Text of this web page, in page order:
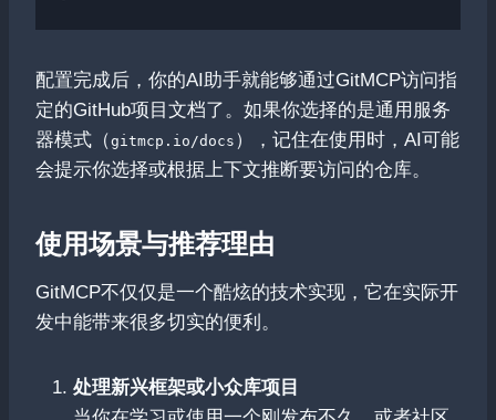
配置完成后，你的AI助手就能够通过GitMCP访问指
定的GitHub项目文档了。如果你选择的是通用服务
器模式（gitmcp.io/docs ），记住在使用时，AI可能
会提示你选择或根据上下文推断要访问的仓库。
使用场景与推荐理由
GitMCP不仅仅是一个酷炫的技术实现，它在实际开
发中能带来很多切实的便利。
处理新兴框架或小众库项目